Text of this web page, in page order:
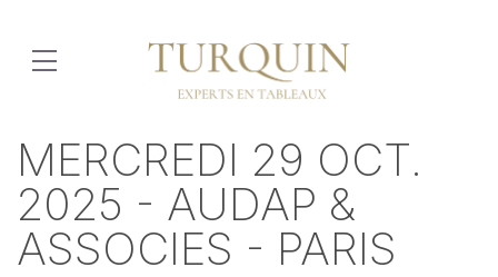
MERCREDI 29 OCT.
2025 - AUDAP &
ASSOCIES - PARIS